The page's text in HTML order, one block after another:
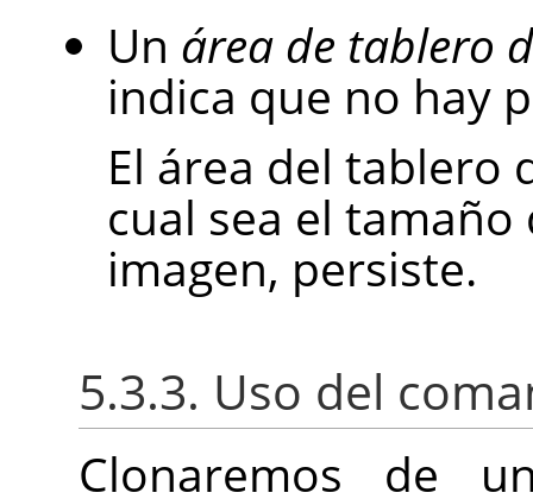
Un área de tablero
indica que no hay
El área del tablero
cual sea el
imagen, persiste.
5.3.3. Uso del
Clonaremos de